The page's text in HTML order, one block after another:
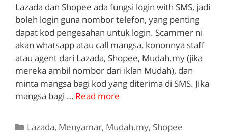
Lazada dan Shopee ada fungsi login with SMS, jadi
boleh login guna nombor telefon, yang penting
dapat kod pengesahan untuk login. Scammer ni
akan whatsapp atau call mangsa, kononnya staff
atau agent dari Lazada, Shopee, Mudah.my (jika
mereka ambil nombor dari iklan Mudah), dan
minta mangsa bagi kod yang diterima di SMS. Jika
mangsa bagi … Read more
Categories
Lazada, Menyamar, Mudah.my, Shopee